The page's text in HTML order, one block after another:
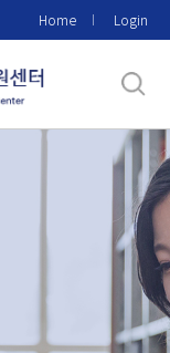
Home Login